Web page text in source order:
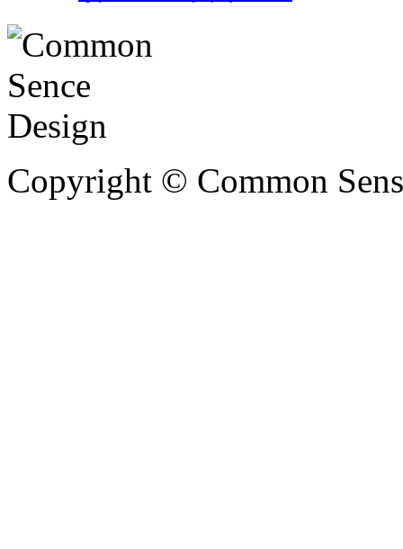
Copyright © Common